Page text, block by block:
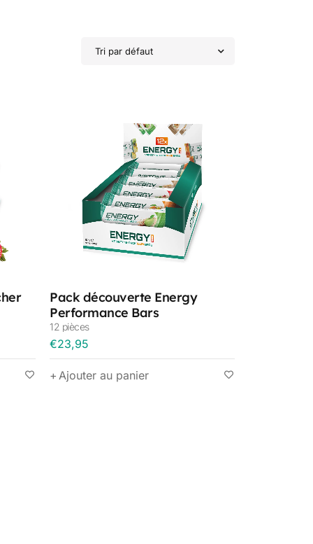
Tri par défaut
Pack découverte Energy
Performance Bars
12 pièces
€23,95
Ajouter au panier